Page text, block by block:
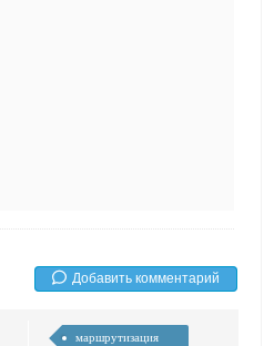
Добавить комментарий
маршрутизация